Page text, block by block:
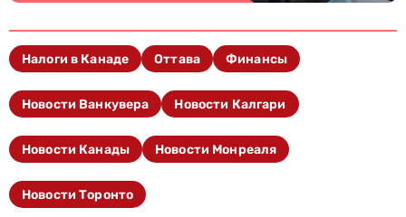
Налоги в Канаде Оттава Финансы
Новости Ванкувера Новости Калгари
Новости Канады Новости Монреаля
Новости Торонто